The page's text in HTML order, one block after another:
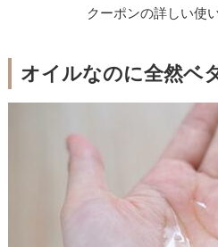
クーポンの詳しい使
オイルなのに全然ベ